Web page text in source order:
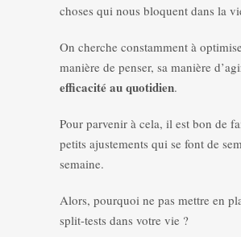
choses qui nous bloquent dans la
On cherche constamment à
manière de penser, sa manière
efficacité au quotidien.
Pour parvenir à cela, il est bon de
petits ajustements qui se font de
semaine.
Alors, pourquoi ne pas mettre en
split-tests dans votre vie ?